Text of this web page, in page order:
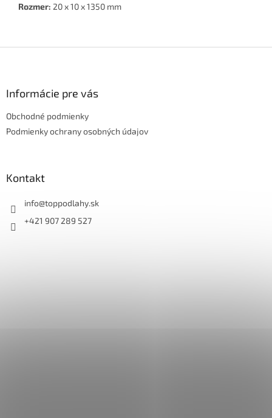
Rozmer: 20 x 10 x 1350 mm
Informácie pre vás
Obchodné podmienky
Podmienky ochrany osobných údajov
Kontakt
info@toppodlahy.sk
+421 907 289 527